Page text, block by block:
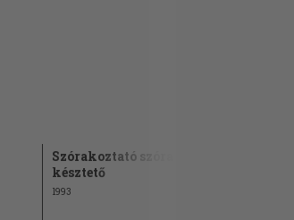
Szórakoztató szóra
késztető
1993